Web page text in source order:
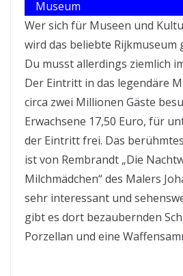
Museum
Wer sich für Museen und
wird das beliebte Rijkmuseum
Du musst allerdings ziemlich
Der Eintritt in das legendäre
circa zwei Millionen Gäste
Erwachsene 17,50 Euro, für
der Eintritt frei. Das
ist von Rembrandt „Die
Milchmädchen“ des Malers
sehr interessant und
gibt es dort bezaubernden
Porzellan und eine